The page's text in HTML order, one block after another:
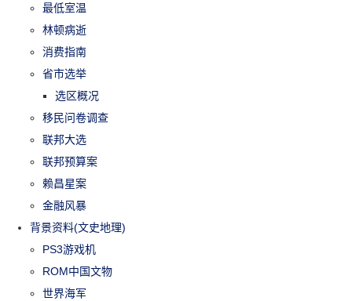
最低室温
林顿病逝
消费指南
省市选举
选区概况
移民问卷调查
联邦大选
联邦预算案
赖昌星案
金融风暴
背景资料(文史地理)
PS3游戏机
ROM中国文物
世界海军